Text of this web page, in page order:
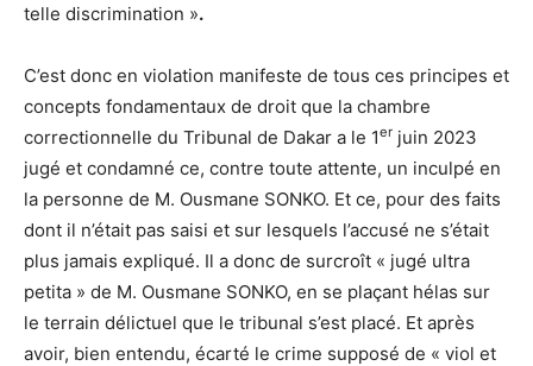
telle discrimination ».
C’est donc en violation manifeste de tous ces principes et
concepts fondamentaux de droit que la chambre
correctionnelle du Tribunal de Dakar a le 1er juin 2023
jugé et condamné ce, contre toute attente, un inculpé en
la personne de M. Ousmane SONKO. Et ce, pour des faits
dont il n’était pas saisi et sur lesquels l’accusé ne s’était
plus jamais expliqué. Il a donc de surcroît « jugé ultra
petita » de M. Ousmane SONKO, en se plaçant hélas sur
le terrain délictuel que le tribunal s’est placé. Et après
avoir, bien entendu, écarté le crime supposé de « viol et